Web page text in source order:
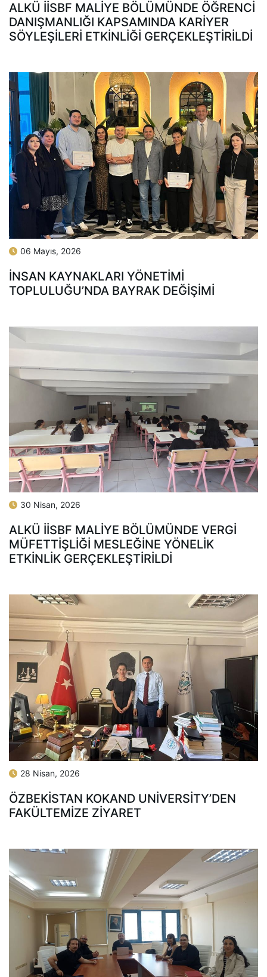
ALKÜ İİSBF MALIYE BÖLÜMÜNDE ÖĞRENCI
DANIŞMANLIĞI KAPSAMINDA KARIYER
SÖYLEŞILERI ETKINLIĞI GERÇEKLEŞTIRILDI
06 Mayıs, 2026
İNSAN KAYNAKLARI YÖNETIMI
TOPLULUĞU’NDA BAYRAK DEĞIŞIMI
30 Nisan, 2026
ALKÜ İİSBF MALIYE BÖLÜMÜNDE VERGI
MÜFETTIŞLIĞI MESLEĞINE YÖNELIK
ETKINLIK GERÇEKLEŞTIRILDI
28 Nisan, 2026
ÖZBEKISTAN KOKAND UNIVERSITY’DEN
FAKÜLTEMIZE ZIYARET